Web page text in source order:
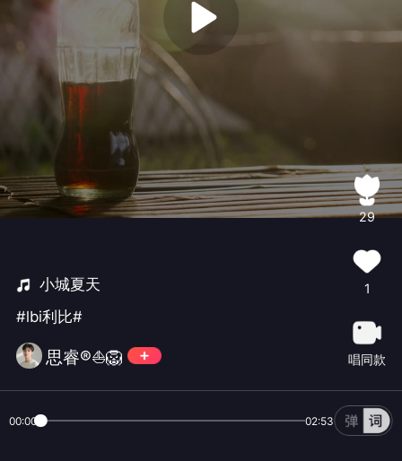
小城夏天
#lbi利比#
思睿®️⛵🦁
29
1
唱同款
00:00 02:53